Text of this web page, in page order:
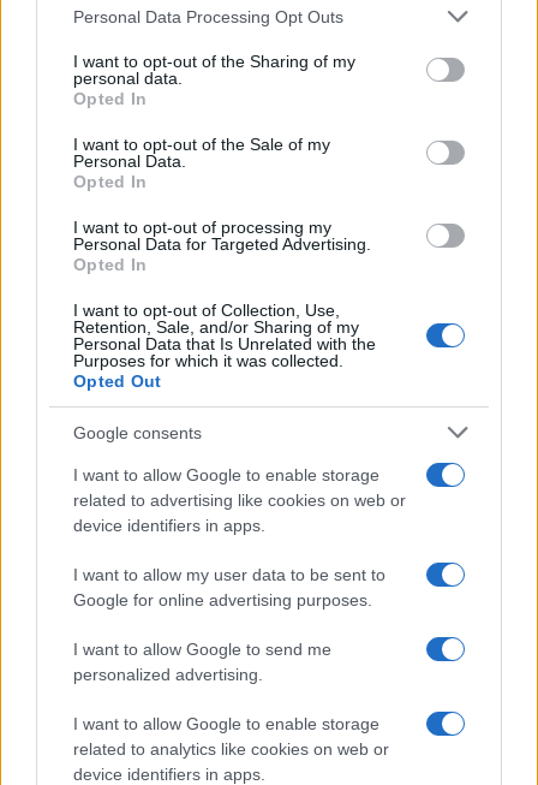
Please note that this website/app uses one or more Google
not limited to your visit or usage behaviour. You may click to
grant or deny consent to Google and its third-party tags to
use your data for below specified purposes in below Google
consent section.
Personal Data Processing Opt Outs
I want to opt-out of the Sharing of my
personal data.
Opted In
I want to opt-out of the Sale of my
Personal Data.
Opted In
I want to opt-out of processing my
Personal Data for Targeted Advertising.
Opted In
I want to opt-out of Collection, Use,
Retention, Sale, and/or Sharing of my
Personal Data that Is Unrelated with the
Purposes for which it was collected.
Opted Out
Google consents
I want to allow Google to enable storage
related to advertising like cookies on web or
device identifiers in apps.
I want to allow my user data to be sent to
Google for online advertising purposes.
I want to allow Google to send me
personalized advertising.
I want to allow Google to enable storage
related to analytics like cookies on web or
device identifiers in apps.
Condividi l'articolo
F
a
ce
b
o
o
k
T
w
it
te
Pi
n
te
re
W
at
s
p
p
S
a
re
Articolo precedente
Prossimo articolo
NOTIZIE RECENTI
Cannigione celebra la cultura gallurese con il
È scontro tra Misericordia e Comune di Santa
arresti e 135 denunce
Tre milioni di euro dalla Provincia Gallura per
nuove aule nelle scuole di Olbia